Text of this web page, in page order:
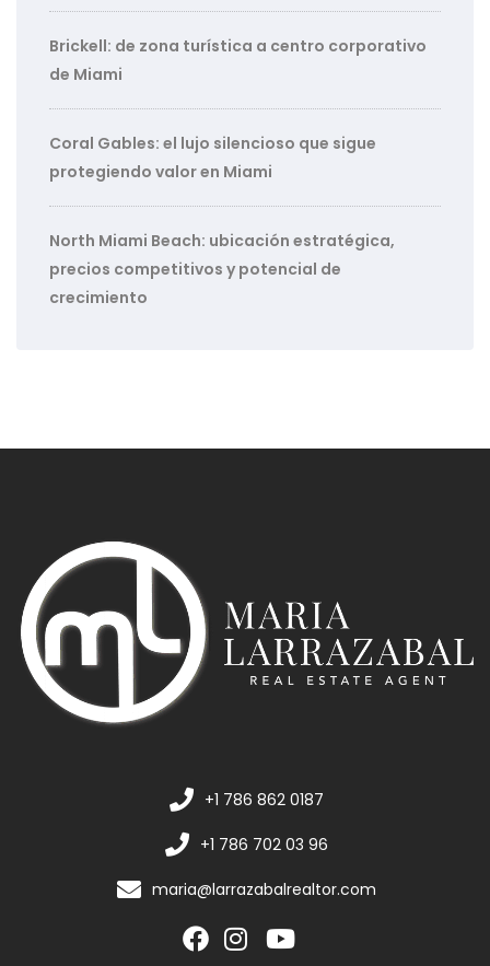
Brickell: de zona turística a centro corporativo
de Miami
Coral Gables: el lujo silencioso que sigue
protegiendo valor en Miami
North Miami Beach: ubicación estratégica,
precios competitivos y potencial de
crecimiento
+1 786 862 0187
+1 786 702 03 96
maria@larrazabalrealtor.com